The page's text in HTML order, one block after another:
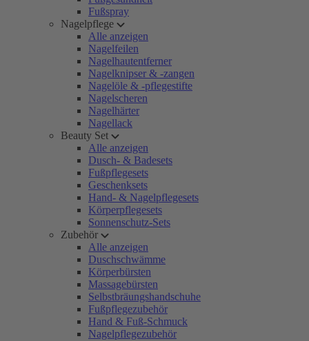
Fußspray
Nagelpflege
Alle anzeigen
Nagelfeilen
Nagelhautentferner
Nagelknipser & -zangen
Nagelöle & -pflegestifte
Nagelscheren
Nagelhärter
Nagellack
Beauty Set
Alle anzeigen
Dusch- & Badesets
Fußpflegesets
Geschenksets
Hand- & Nagelpflegesets
Körperpflegesets
Sonnenschutz-Sets
Zubehör
Alle anzeigen
Duschschwämme
Körperbürsten
Massagebürsten
Selbstbräungshandschuhe
Fußpflegezubehör
Hand & Fuß-Schmuck
Nagelpflegezubehör